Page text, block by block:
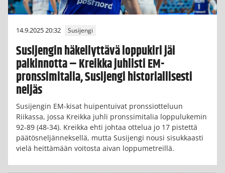
14.9.2025 20:32 Susijengi
Susijengin häkellyttävä loppukiri jäi
palkinnotta – Kreikka juhlisti EM-
pronssimitalia, Susijengi historiallisesti
neljäs
Susijengin EM-kisat huipentuivat pronssiotteluun
Riikassa, jossa Kreikka juhli pronssimitalia loppulukemin
92-89 (48-34). Kreikka ehti johtaa ottelua jo 17 pistettä
päätösneljänneksellä, mutta Susijengi nousi sisukkaasti
vielä heittämään voitosta aivan loppumetreillä.